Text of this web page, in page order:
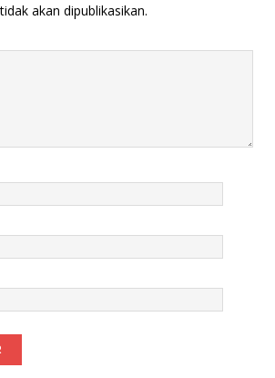
akan dipublikasikan.